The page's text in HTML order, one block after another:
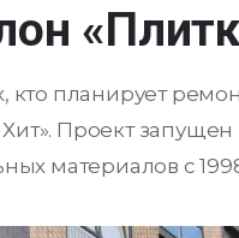
кто планирует
Проект
материалов с